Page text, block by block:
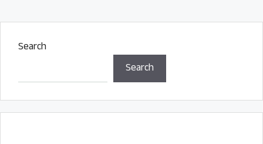
Search
Search